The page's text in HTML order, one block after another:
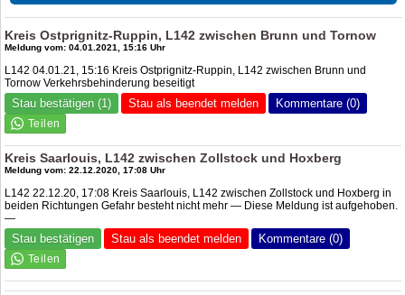
Kreis Ostprignitz-Ruppin, L142 zwischen Brunn und Tornow
Meldung vom: 04.01.2021, 15:16 Uhr
L142 04.01.21, 15:16 Kreis Ostprignitz-Ruppin, L142 zwischen Brunn und
Tornow Verkehrsbehinderung beseitigt
Stau bestätigen (1) Stau als beendet melden Kommentare (0)
Kreis Saarlouis, L142 zwischen Zollstock und Hoxberg
Meldung vom: 22.12.2020, 17:08 Uhr
L142 22.12.20, 17:08 Kreis Saarlouis, L142 zwischen Zollstock und Hoxberg in
beiden Richtungen Gefahr besteht nicht mehr — Diese Meldung ist aufgehoben.
—
Stau bestätigen Stau als beendet melden Kommentare (0)